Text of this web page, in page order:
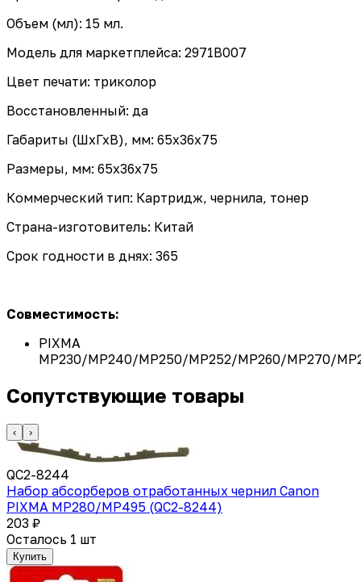
Объем (мл): 15 мл.
Модель для маркетплейса: 2971B007
Цвет печати: триколор
Восстановленный: да
Габариты (ШхГхВ), мм: 65x36x75
Размеры, мм: 65x36x75
Коммерческий тип: Картридж, чернила, тонер
Страна-изготовитель: Китай
Срок годности в днях: 365
Совместимость:
PIXMA
MP230/MP240/MP250/MP252/MP260/MP270/
Сопутствующие товары
‹ ›
QC2-8244
Набор абсорберов отработанных чернил Canon
PIXMA MP280/MP495 (QC2-8244)
203 ₽
Осталось 1 шт
Купить